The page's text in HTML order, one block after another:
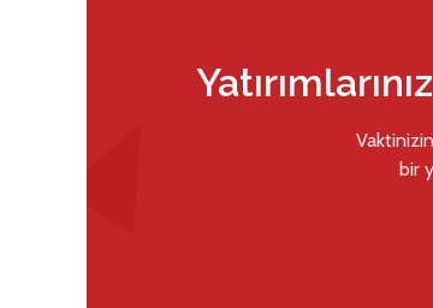
bir